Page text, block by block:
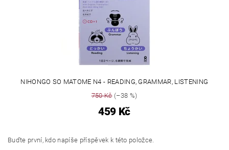
NIHONGO SO MATOME N4 - READING, GRAMMAR, LISTENING
750 Kč(–38 %)
459 Kč
Buďte první, kdo napíše příspěvek k této položce.